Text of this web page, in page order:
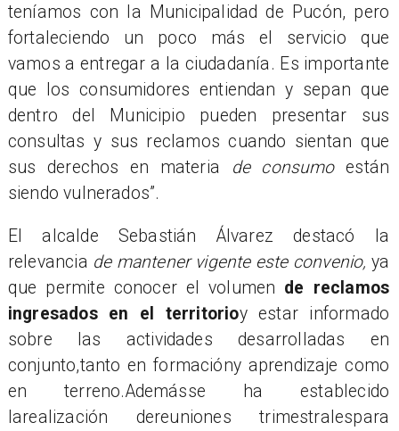
teníamos con la Municipalidad de Pucón, pero
fortaleciendo un poco más el servicio que
vamos a entregar a la ciudadanía. Es importante
que los consumidores entiendan y sepan que
dentro del Municipio pueden presentar sus
consultas y sus reclamos cuando sientan que
sus derechos en materia
de consumoestán
siendo vulnerados”.
El alcalde Sebastián Álvarez destacó la
relevancia de mantener vigente este convenio, ya
que permite conocer el volumen de reclamos
ingresados en el territorioy estar informado
sobre las actividades desarrolladas en
conjunto,tanto en formacióny aprendizaje como
en terreno.Ademásse ha establecido
larealización dereuniones trimestralespara